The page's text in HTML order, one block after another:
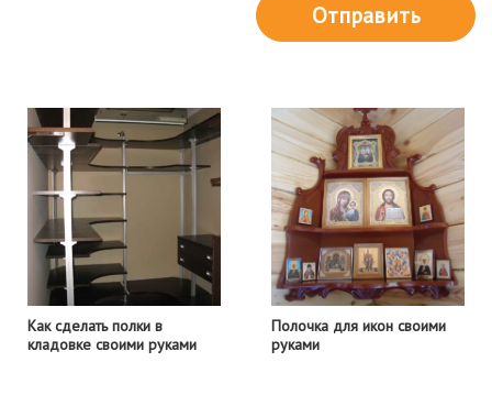
Отправить
Как сделать полки в
кладовке своими руками
Полочка для икон своими
руками